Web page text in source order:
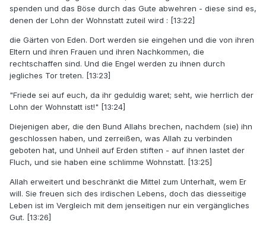
spenden und das Böse durch das Gute abwehren - diese sind es,
denen der Lohn der Wohnstatt zuteil wird : [13:22]
die Gärten von Eden. Dort werden sie eingehen und die von ihren
Eltern und ihren Frauen und ihren Nachkommen, die
rechtschaffen sind. Und die Engel werden zu ihnen durch
jegliches Tor treten. [13:23]
"Friede sei auf euch, da ihr geduldig waret; seht, wie herrlich der
Lohn der Wohnstatt ist!" [13:24]
Diejenigen aber, die den Bund Allahs brechen, nachdem (sie) ihn
geschlossen haben, und zerreißen, was Allah zu verbinden
geboten hat, und Unheil auf Erden stiften - auf ihnen lastet der
Fluch, und sie haben eine schlimme Wohnstatt. [13:25]
Allah erweitert und beschränkt die Mittel zum Unterhalt, wem Er
will. Sie freuen sich des irdischen Lebens, doch das diesseitige
Leben ist im Vergleich mit dem jenseitigen nur ein vergängliches
Gut. [13:26]